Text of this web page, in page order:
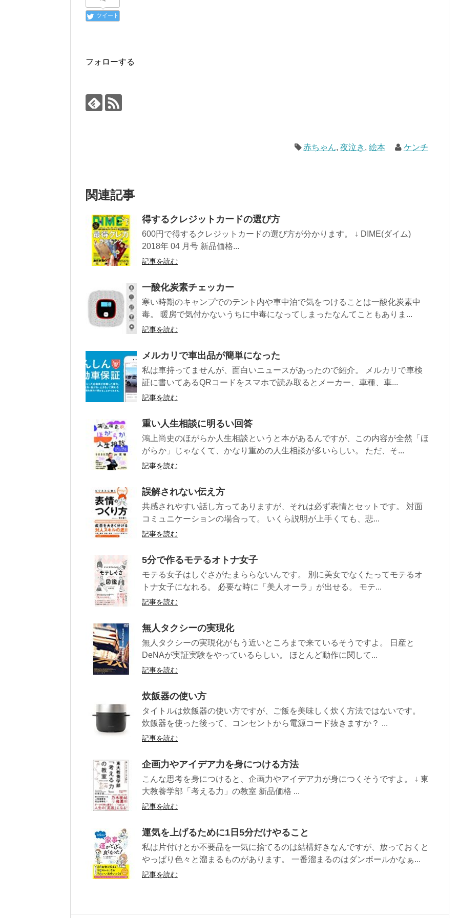
ツイート
フォローする
赤ちゃん,夜泣き ,絵本 ケンチ
関連記事
得するクレジットカードの選び方
600円で得するクレジットカードの選び方が分かります。 ↓ DIME(ダイム)
2018年 04 月号 新品価格...
記事を読む
一酸化炭素チェッカー
寒い時期のキャンプでのテント内や車中泊で気をつけることは一酸化炭素中
毒。 暖房で気付かないうちに中毒になってしまったなんてこともありま...
記事を読む
メルカリで車出品が簡単になった
私は車持ってませんが、面白いニュースがあったので紹介。 メルカリで車検
証に書いてあるQRコードをスマホで読み取るとメーカー、車種、車...
記事を読む
重い人生相談に明るい回答
鴻上尚史のほがらか人生相談というと本があるんですが、この内容が全然「ほ
がらか」じゃなくて、かなり重めの人生相談が多いらしい。 ただ、そ...
記事を読む
誤解されない伝え方
共感されやすい話し方ってありますが、それは必ず表情とセットです。 対面
コミュニケーションの場合って。 いくら説明が上手くても、悲...
記事を読む
5分で作るモテるオトナ女子
モテる女子はしぐさがたまららないんです。 別に美女でなくたってモテるオ
トナ女子になれる。 必要な時に「美人オーラ」が出せる。 モテ...
記事を読む
無人タクシーの実現化
無人タクシーの実現化がもう近いところまで来ているそうですよ。 日産と
DeNAが実証実験をやっているらしい。 ほとんど動作に関して...
記事を読む
炊飯器の使い方
タイトルは炊飯器の使い方ですが、ご飯を美味しく炊く方法ではないです。
炊飯器を使った後って、コンセントから電源コード抜きますか？ ...
記事を読む
企画力やアイデア力を身につける方法
こんな思考を身につけると、企画力やアイデア力が身につくそうですよ。 ↓ 東
大教養学部「考える力」の教室 新品価格 ...
記事を読む
運気を上げるために1日5分だけやること
私は片付けとか不要品を一気に捨てるのは結構好きなんですが、放っておくと
やっぱり色々と溜まるものがあります。 一番溜まるのはダンボールかなぁ...
記事を読む